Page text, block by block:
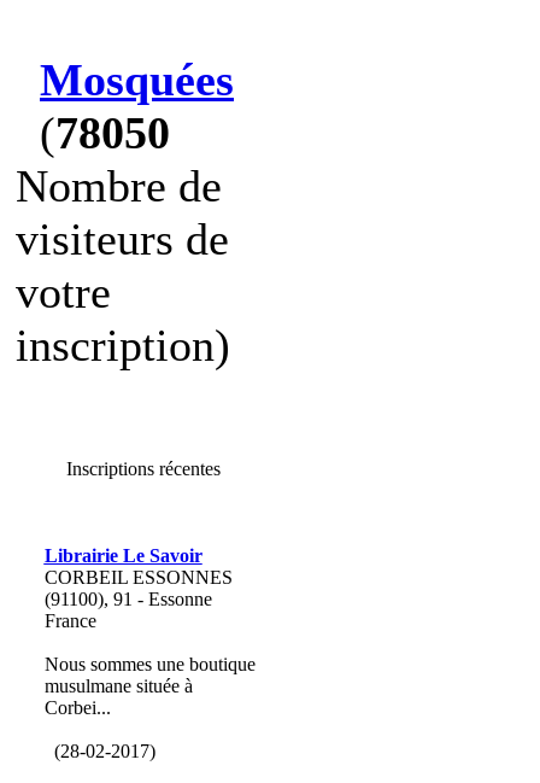
Mosquées
(78050
Nombre de
visiteurs de
votre
inscription)
Inscriptions récentes
Librairie Le Savoir
CORBEIL ESSONNES
(91100), 91 - Essonne
France
Nous sommes une boutique
musulmane située à
Corbei...
(28-02-2017)